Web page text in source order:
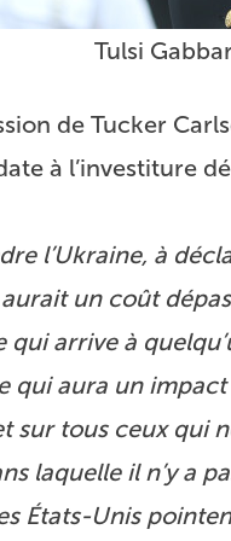
Tulsi
de Tucker
à l’investiture
l’Ukraine, à
un coût
qui arrive à
qui aura un
sur tous ceux qui
laquelle il n’y a
États-Unis